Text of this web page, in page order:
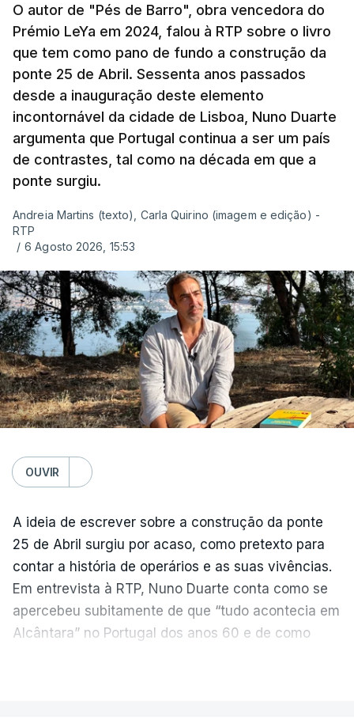
O autor de "Pés de Barro", obra vencedora do
Prémio LeYa em 2024, falou à RTP sobre o livro
que tem como pano de fundo a construção da
ponte 25 de Abril. Sessenta anos passados
desde a inauguração deste elemento
incontornável da cidade de Lisboa, Nuno Duarte
argumenta que Portugal continua a ser um país
de contrastes, tal como na década em que a
ponte surgiu.
Andreia Martins (texto), Carla Quirino (imagem e edição) -
RTP
/ 6 Agosto 2026, 15:53
OUVIR
A ideia de escrever sobre a construção da ponte
25 de Abril surgiu por acaso, como pretexto para
contar a história de operários e as suas vivências.
Em entrevista à RTP, Nuno Duarte conta como se
apercebeu subitamente de que “tudo acontecia em
Alcântara” no Portugal dos anos 60 e de como